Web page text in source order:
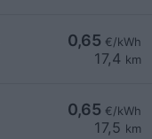
0,65 €/kWh
17,4 km
0,65 €/kWh
17,5 km